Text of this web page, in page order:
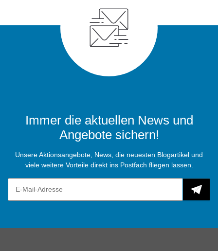
Immer die aktuellen News und
Angebote sichern!
Unsere Aktionsangebote, News, die neuesten Blogartikel und
viele weitere Vorteile direkt ins Postfach fliegen lassen.